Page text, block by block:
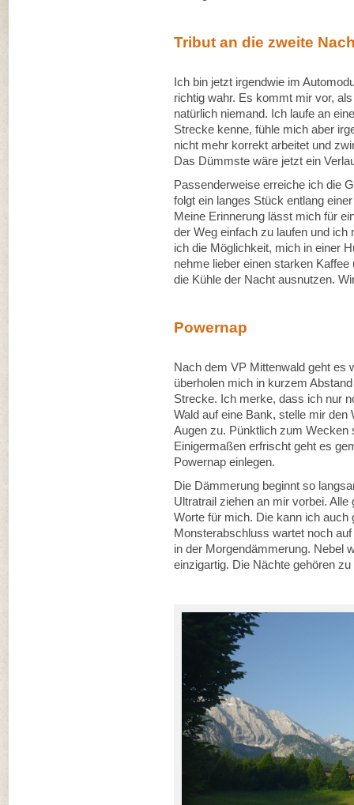
Tribut an die zweite
Ich bin jetzt irgendwie im
richtig wahr. Es kommt mir vor,
natürlich niemand. Ich laufe an
Strecke kenne, fühle mich aber
nicht mehr korrekt arbeitet und
Das Dümmste wäre jetzt ein
Passenderweise erreiche ich die
folgt ein langes Stück entlang
Meine Erinnerung lässt mich für
der Weg einfach zu laufen und
ich die Möglichkeit, mich in einer
nehme lieber einen starken
die Kühle der Nacht ausnutzen.
Powernap
Nach dem VP Mittenwald geht es
überholen mich in kurzem
Strecke. Ich merke, dass ich nur
Wald auf eine Bank, stelle mir
Augen zu. Pünktlich zum
Einigermaßen erfrischt geht es
Powernap einlegen.
Die Dämmerung beginnt so
Ultratrail ziehen an mir vorbei.
Worte für mich. Die kann ich auch
Monsterabschluss wartet noch
in der Morgendämmerung. Nebel
einzigartig. Die Nächte gehören